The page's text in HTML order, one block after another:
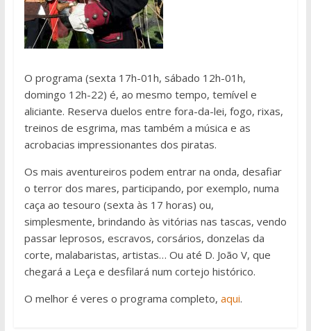
O programa (sexta 17h-01h, sábado 12h-01h,
domingo 12h-22) é, ao mesmo tempo, temível e
aliciante. Reserva duelos entre fora-da-lei, fogo, rixas,
treinos de esgrima, mas também a música e as
acrobacias impressionantes dos piratas.
Os mais aventureiros podem entrar na onda, desafiar
o terror dos mares, participando, por exemplo, numa
caça ao tesouro (sexta às 17 horas) ou,
simplesmente, brindando às vitórias nas tascas, vendo
passar leprosos, escravos, corsários, donzelas da
corte, malabaristas, artistas… Ou até D. João V, que
chegará a Leça e desfilará num cortejo histórico.
O melhor é veres o programa completo, aqui.